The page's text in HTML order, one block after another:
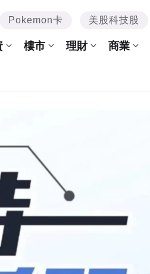
Pokemon卡 美股科技股
樓市 理財 商業